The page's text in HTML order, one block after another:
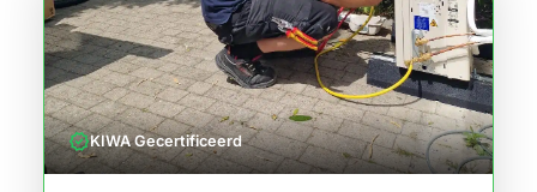
verifiedKIWA Gecertificeerd